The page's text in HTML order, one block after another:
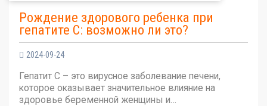
Рождение здорового ребенка при
гепатите С: возможно ли это?
2024-09-24
Гепатит С – это вирусное заболевание печени,
которое оказывает значительное влияние на
здоровье беременной женщины и…